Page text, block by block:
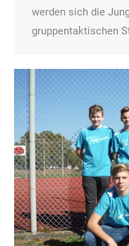
werden sich die
gruppentaktischen